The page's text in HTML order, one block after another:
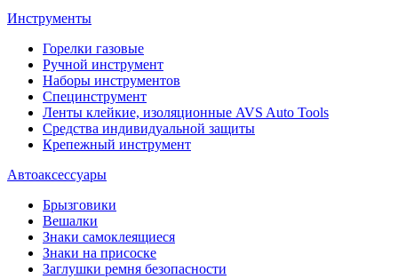
Инструменты
Горелки газовые
Ручной инструмент
Наборы инструментов
Специнструмент
Ленты клейкие, изоляционные AVS Auto Tools
Средства индивидуальной защиты
Крепежный инструмент
Автоаксессуары
Брызговики
Вешалки
Знаки самоклеящиеся
Знаки на присоске
Заглушки ремня безопасности